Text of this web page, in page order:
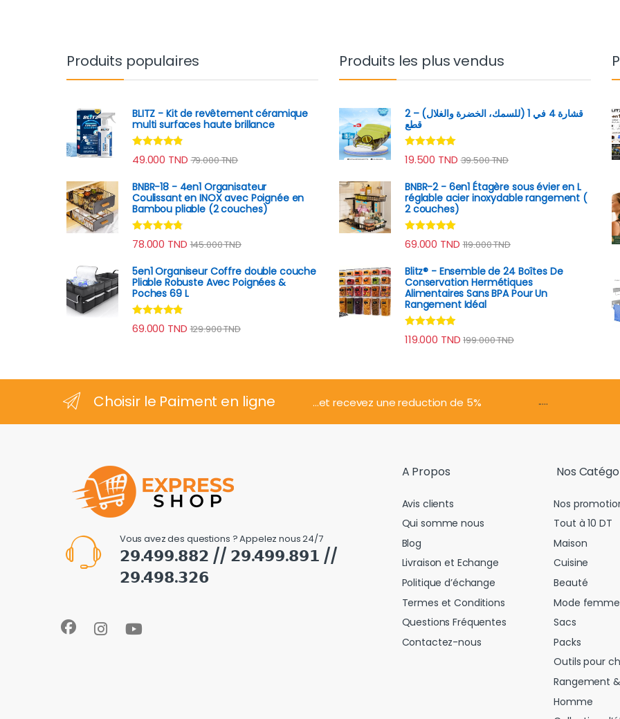
Produits populaires
BLITZ - Kit de revêtement céramique
multi surfaces haute brillance
Note4.70
sur 5
49.000 TND 79.000TND
BNBR-18 - 4en1 Organisateur
Coulissant en INOX avec Poignée en
Bambou pliable (2 couches)
Note4.59
sur 5
78.000 TND 145.000TND
5en1 Organiseur Coffre double couche
Pliable Robuste Avec Poignées &
Poches 69 L
Note4.69
sur 5
69.000 TND 129.900TND
Produits les plus vendus
قشارة 4 في 1 (للسمك، الخضرة والغلال) – 2
قطع
Note4.89
sur 5
19.500 TND 39.500TND
BNBR-2 - 6en1 Étagère sous évier en L
réglable acier inoxydable rangement (
2 couches)
Note4.79
sur 5
69.000 TND 119.000TND
Blitz® - Ensemble de 24 Boîtes De
Conservation Hermétiques
Alimentaires Sans BPA Pour Un
Rangement Idéal
Note4.74
sur 5
119.000 TND 199.000TND
Choisir le Paiment en ligne ...et recevez une reduction de 5% .....
Vous avez des questions ? Appelez nous 24/7
𝟮𝟵.𝟰𝟵𝟵.𝟴𝟴𝟮 // 𝟮𝟵.𝟰𝟵𝟵.𝟴𝟵𝟭 //
𝟮𝟵.𝟰𝟵𝟴.𝟯𝟮𝟲
A Propos
Avis clients
Qui somme nous
Blog
Livraison et Echange
Politique d’échange
Termes et Conditions
Questions Fréquentes
Contactez-nous
Nos
Nos
Tout à 10 DT
Maison
Cuisine
Beauté
Mode femme
Sacs
Packs
Outils pour
Rangement
Homme